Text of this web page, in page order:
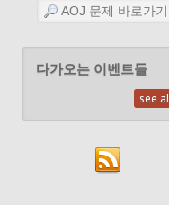
다가오는 이벤트들
see